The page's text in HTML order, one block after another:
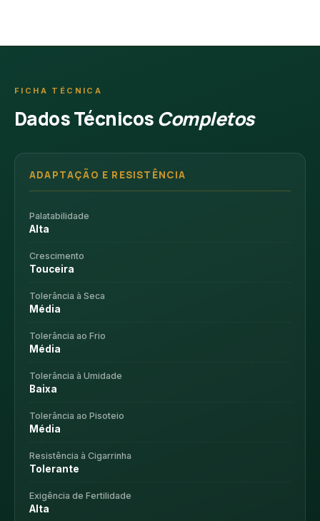
FICHA TÉCNICA
Dados TécnicosCompletos
ADAPTAÇÃO E RESISTÊNCIA
Palatabilidade
Alta
Crescimento
Touceira
Tolerância à Seca
Média
Tolerância ao Frio
Média
Tolerância à Umidade
Baixa
Tolerância ao Pisoteio
Média
Resistência à Cigarrinha
Tolerante
Exigência de Fertilidade
Alta